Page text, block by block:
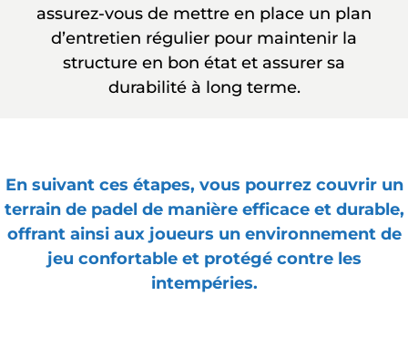
assurez-vous de mettre en place un plan
d’entretien régulier pour maintenir la
structure en bon état et assurer sa
durabilité à long terme.
En suivant ces étapes, vous pourrez couvrir un
terrain de padel de manière efficace et durable,
offrant ainsi aux joueurs un environnement de
jeu confortable et protégé contre les
intempéries.